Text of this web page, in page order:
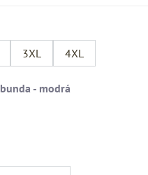
3XL 4XL